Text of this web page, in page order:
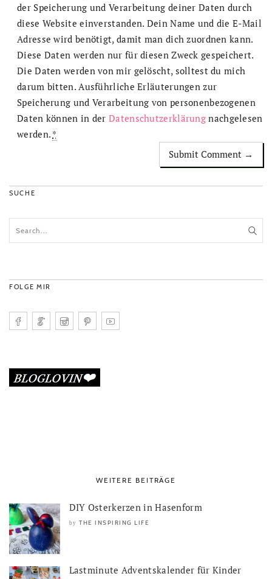
der Speicherung und Verarbeitung deiner Daten durch
diese Website einverstanden. Dein Name und die E-Mail
Adresse wird benötigt, damit man dich zuordnen kann.
Diese Daten werden nur für diesen Zweck gespeichert.
Die Daten werden von mir gelöscht, solltest du mich
darum bitten. Ausführliche Erläuterungen zur
Speicherung und Verarbeitung von personenbezogenen
Daten können in derDatenschutzerklärung nachgelesen
werden. *
SUCHE
FOLGE MIR
WEITERE BEITRÄGE
DIY Osterkerzen in Hasenform
by THE INSPIRING LIFE
Lastminute Adventskalender für Kinder